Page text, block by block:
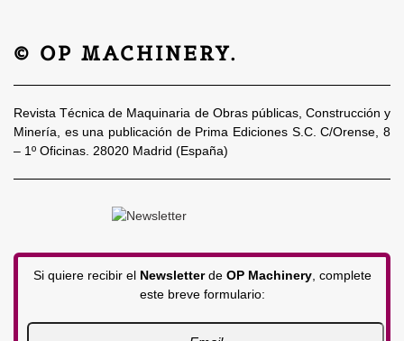
© OP MACHINERY.
Revista Técnica de Maquinaria de Obras públicas, Construcción y
Minería, es una publicación de Prima Ediciones S.C. C/Orense, 8
– 1º Oficinas. 28020 Madrid (España)
Si quiere recibir el Newsletterde OP Machinery, complete
este breve formulario: